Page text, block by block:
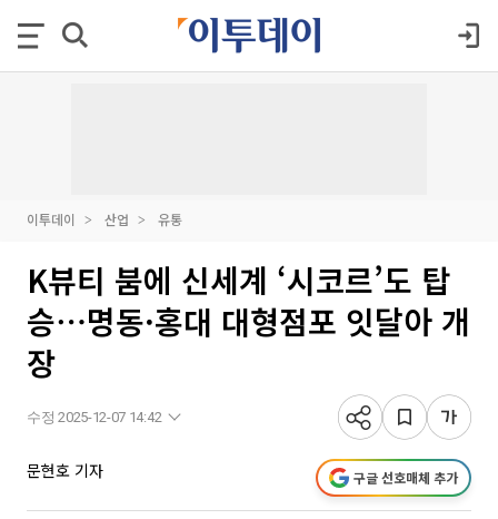
이투데이 산업 유통
K뷰티 붐에 신세계 ‘시코르’도 탑
승⋯명동·홍대 대형점포 잇달아 개
장
수정 2025-12-07 14:42
문현호 기자 구글 선호매체 추가